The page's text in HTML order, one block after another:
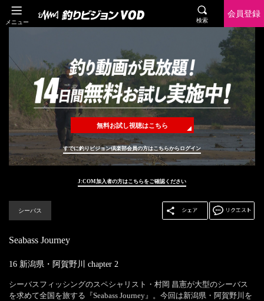
メニュー 検索
会員登録
無料お試し視聴はこちら
すでに釣りビジョン倶楽部会員の方はこちらからログイン
J:COM加入者の方はこちらをご確認ください
シーバス
Seabass Journey
16 新潟県・阿賀野川 chapter 2
シーバスフィッシングのスペシャリスト・村岡 昌憲が大型のシーバス
を求めて全国を旅する『Seabass Journey』。今回は新潟県・阿賀野川を